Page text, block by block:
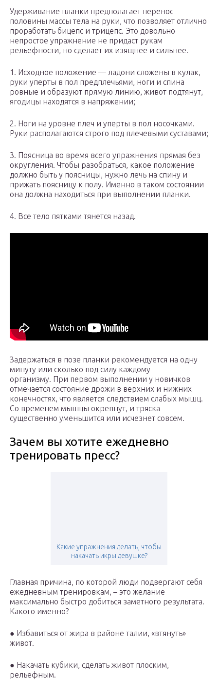
Удерживание планки предполагает перенос
половины массы тела на руки, что позволяет отлично
проработать бицепс и трицепс. Это довольно
непростое упражнение не придаст рукам
рельефности, но сделает их изящнее и сильнее.
1. Исходное положение — ладони сложены в кулак,
руки уперты в пол предплечьями, ноги и спина
ровные и образуют прямую линию, живот подтянут,
ягодицы находятся в напряжении;
2. Ноги на уровне плеч и уперты в пол носочками.
Руки располагаются строго под плечевыми суставами;
3. Поясница во время всего упражнения прямая без
округления. Чтобы разобраться, какое положение
должно быть у поясницы, нужно лечь на спину и
прижать поясницу к полу. Именно в таком состоянии
она должна находиться при выполнении планки.
4. Все тело пятками тянется назад.
Задержаться в позе планки рекомендуется на одну
минуту или сколько под силу каждому
организму. При первом выполнении у новичков
отмечается состояние дрожи в верхних и нижних
конечностях, что является следствием слабых мышц.
Со временем мышцы окрепнут, и тряска
существенно уменьшится или исчезнет совсем.
Зачем вы хотите ежедневно
тренировать пресс?
Какие упражнения делать, чтобы
накачать икры девушке?
Главная причина, по которой люди подвергают себя
ежедневным тренировкам, – это желание
максимально быстро добиться заметного результата.
Какого именно?
● Избавиться от жира в районе талии, «втянуть»
живот.
● Накачать кубики, сделать живот плоским,
рельефным.